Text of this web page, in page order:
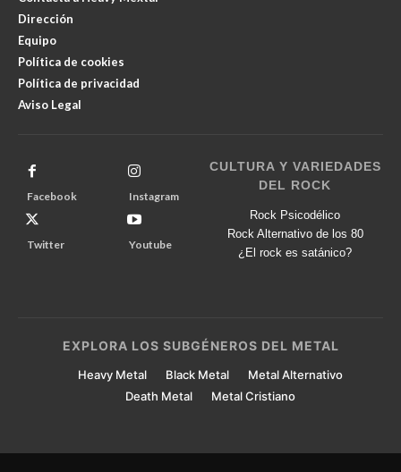
Dirección
Equipo
Política de cookies
Política de privacidad
Aviso Legal
Facebook Instagram
Twitter Youtube
CULTURA Y VARIEDADES
DEL ROCK
Rock Psicodélico
Rock Alternativo de los 80
¿El rock es satánico?
EXPLORA LOS SUBGÉNEROS DEL METAL
Heavy Metal Black Metal
Metal Alternativo
Death Metal
Metal Cristiano